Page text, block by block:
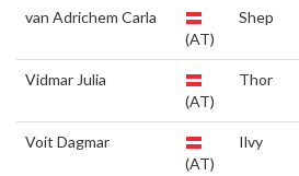
van Adrichem Carla
(AT)
Shep
Vidmar Julia
(AT)
Thor
Voit Dagmar
(AT)
Ilvy